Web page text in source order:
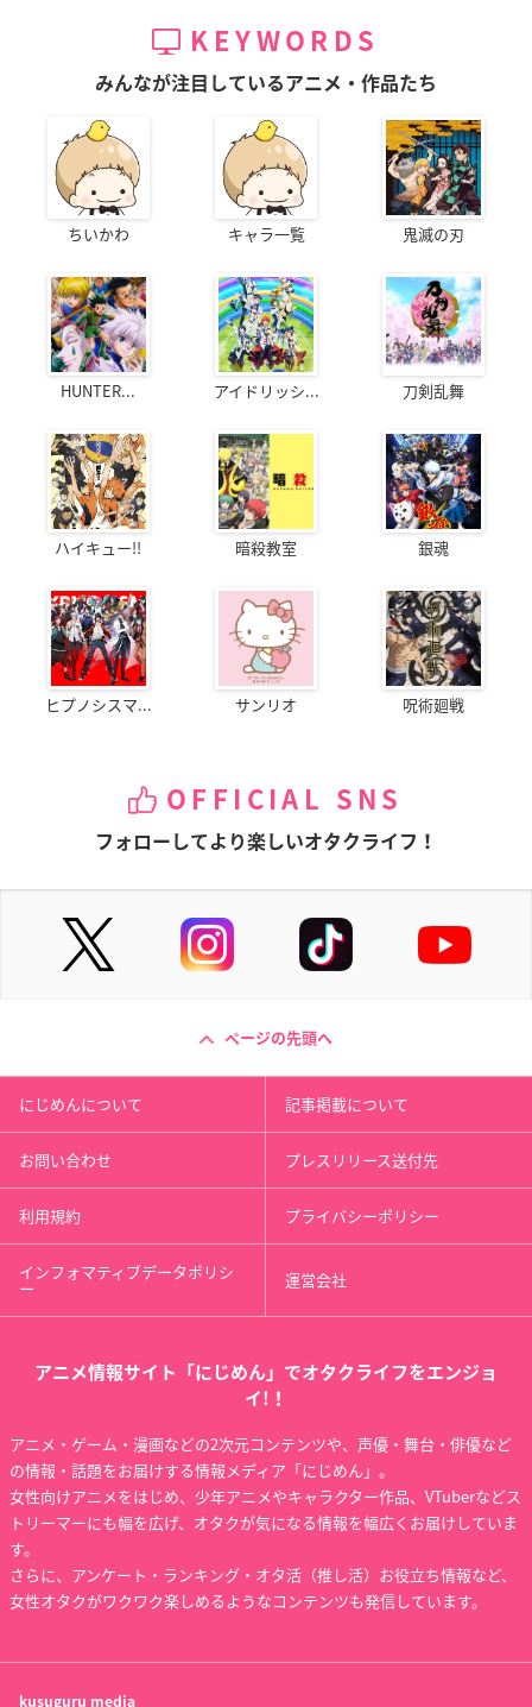
KEYWORDS
みんなが注目しているアニメ・作品たち
ちいかわ キャラ一覧 鬼滅の刃
HUNTER... アイドリッシ... 刀剣乱舞
ハイキュー!! 暗殺教室 銀魂
ヒプノシスマ... サンリオ 呪術廻戦
OFFICIAL SNS
フォローしてより楽しいオタクライフ！
ページの先頭へ
にじめんについて 記事掲載について
お問い合わせ プレスリリース送付先
利用規約 プライバシーポリシー
インフォマティブデータポリシ
ー 運営会社
アニメ情報サイト「にじめん」でオタクライフをエンジョ
イ!！
アニメ・ゲーム・漫画などの2次元コンテンツや、声優・舞台・俳優など
の情報・話題をお届けする情報メディア「にじめん」。
女性向けアニメをはじめ、少年アニメやキャラクター作品、VTuberなどス
トリーマーにも幅を広げ、オタクが気になる情報を幅広くお届けしていま
す。
さらに、アンケート・ランキング・オタ活（推し活）お役立ち情報など、
女性オタクがワクワク楽しめるようなコンテンツも発信しています。
kusuguru media